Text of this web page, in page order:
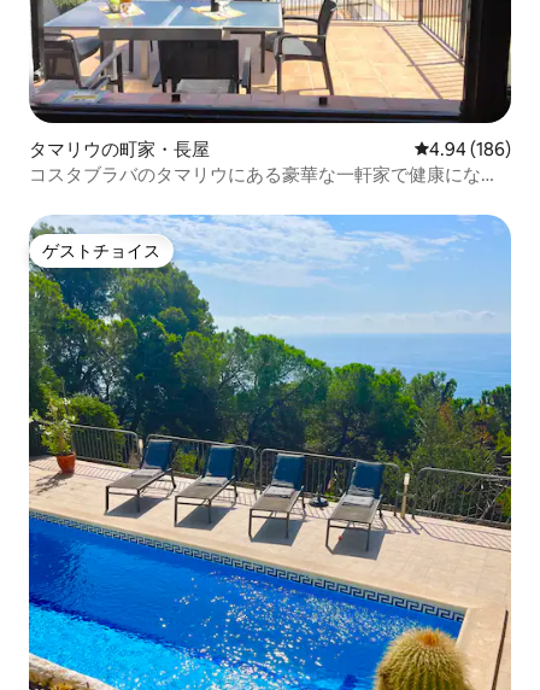
タマリウの町家・長屋 レビュー186
4.94 (186)
コスタブラバのタマリウにある豪華な一軒家で健康になり
ゲストチョイス
ゲストチョイス